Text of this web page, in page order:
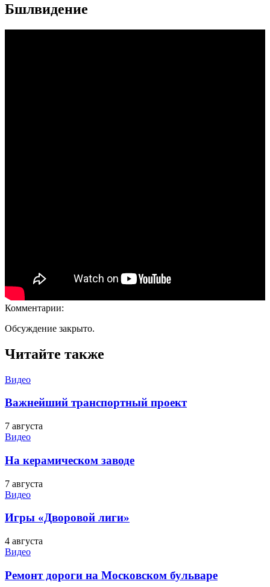
Бшлвидение
Комментарии:
Обсуждение закрыто.
Читайте также
Видео
Важнейший транспортный проект
7 августа
Видео
На керамическом заводе
7 августа
Видео
Игры «Дворовой лиги»
4 августа
Видео
Ремонт дороги на Московском бульваре